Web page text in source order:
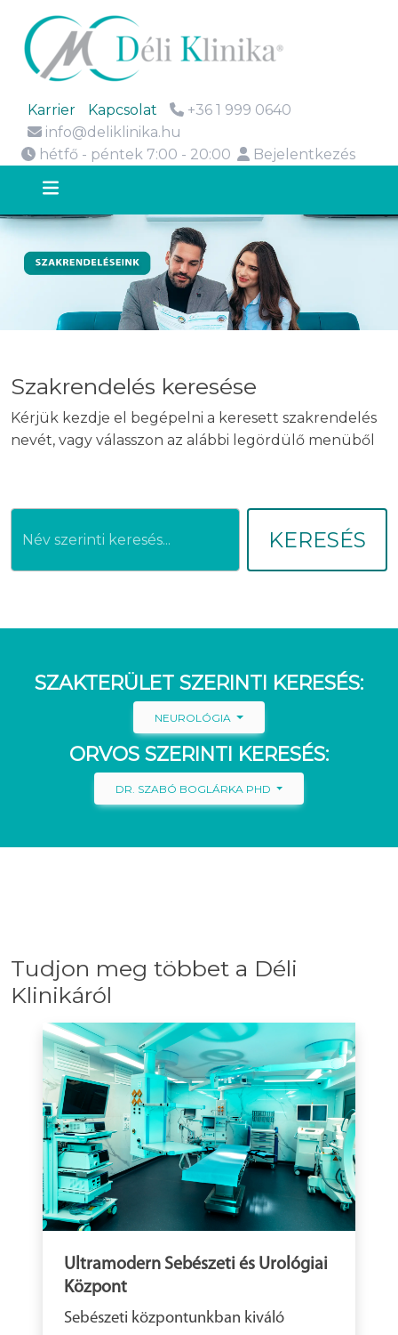
Karrier Kapcsolat
+36 1 999 0640
info@deliklinika.hu
hétfő - péntek 7:00 - 20:00
Bejelentkezés
Szakrendelés keresése
Kérjük kezdje el begépelni a keresett szakrendelés
nevét, vagy válasszon az alábbi legördülő menüből
KERESÉS
SZAKTERÜLET SZERINTI KERESÉS:
NEUROLÓGIA
ORVOS SZERINTI KERESÉS:
DR. SZABÓ BOGLÁRKA PHD
Tudjon meg többet a Déli
Klinikáról
Ultramodern Sebészeti és Urológiai
Központ
Sebészeti központunkban kiváló